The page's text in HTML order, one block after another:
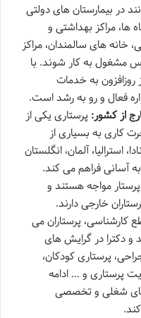
در بیمارستان های دولتی
ها، مراکز بهداشتی و
خانه های سالمندان، مراکز
مشغول به کار شوند. با
به خدمات
فعال و رو به رشد است.
از کشور: پرستاری یکی از
کاری به بسیاری از
استرالیا، آلمان، انگلستان
آسانی فراهم می کند.
مواجه هستند و
خارجی دارند.
کارشناسی، پرستاران می
و دکترا در گرایش های
پرستاری کودکان،
پرستاری و … ادامه
شغلی و تخصصی